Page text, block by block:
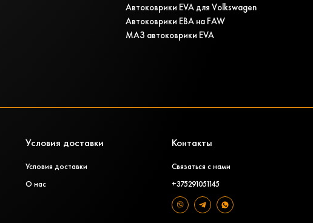
Автоковрики EVA для Volkswagen
Автоковрики ЕВА на FAW
МАЗ автоковрики EVA
Условия доставки
Условия доставки
О нас
Контакты
Связаться с нами
+375291051145